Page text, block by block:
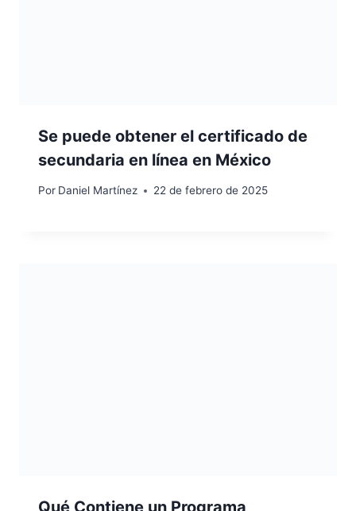
Se puede obtener el certificado de
secundaria en línea en México
Por Daniel Martínez 22 de febrero de 2025
Qué Contiene un Programa